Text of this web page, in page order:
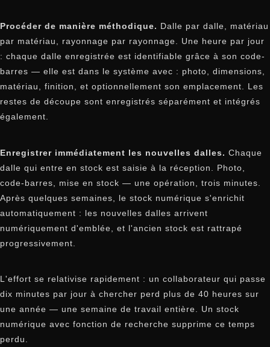
Procéder de manière méthodique. Dalle par dalle, matériau
par matériau, rayonnage par rayonnage. Une heure par jour
: chaque dalle enregistrée est identifiable grâce à son code-
barres — elle est dans le système avec : photo, dimensions,
matériau, finition, et optionnellement son emplacement. Les
restes de découpe sont enregistrés séparément et intégrés
également.
Enregistrer immédiatement les nouvelles dalles. Chaque
dalle qui entre en stock est saisie à la réception. Photo,
code-barres, mise en stock — une opération, trois minutes.
Après quelques semaines, le stock numérique s'enrichit
automatiquement : les nouvelles dalles arrivent
numériquement d'emblée, et l'ancien stock est rattrapé
progressivement.
L'effort se relativise rapidement : un collaborateur qui passe
dix minutes par jour à chercher perd plus de 40 heures sur
une année — une semaine de travail entière. Un stock
numérique avec fonction de recherche supprime ce temps
perdu.